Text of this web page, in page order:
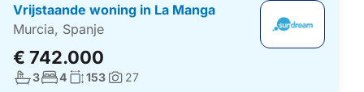
Vrijstaande woning in La Manga
Murcia, Spanje
€ 742.000
Aantal badkamers:
3Aantal slaapkamers:
4Woonoppervlakte:
153Foto's:
27